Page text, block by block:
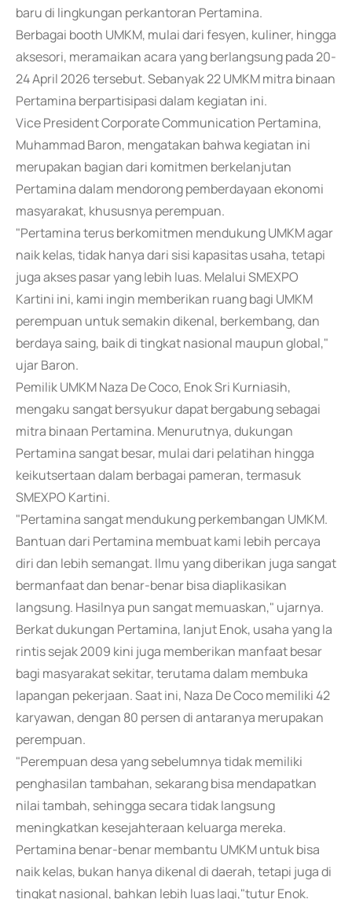
baru di lingkungan perkantoran Pertamina.
Berbagai booth UMKM, mulai dari fesyen, kuliner, hingga
aksesori, meramaikan acara yang berlangsung pada 20-
24 April 2026 tersebut. Sebanyak 22 UMKM mitra binaan
Pertamina berpartisipasi dalam kegiatan ini.
Vice President Corporate Communication Pertamina,
Muhammad Baron, mengatakan bahwa kegiatan ini
merupakan bagian dari komitmen berkelanjutan
Pertamina dalam mendorong pemberdayaan ekonomi
masyarakat, khususnya perempuan.
"Pertamina terus berkomitmen mendukung UMKM agar
naik kelas, tidak hanya dari sisi kapasitas usaha, tetapi
juga akses pasar yang lebih luas. Melalui SMEXPO
Kartini ini, kami ingin memberikan ruang bagi UMKM
perempuan untuk semakin dikenal, berkembang, dan
berdaya saing, baik di tingkat nasional maupun global,"
ujar Baron.
Pemilik UMKM Naza De Coco, Enok Sri Kurniasih,
mengaku sangat bersyukur dapat bergabung sebagai
mitra binaan Pertamina. Menurutnya, dukungan
Pertamina sangat besar, mulai dari pelatihan hingga
keikutsertaan dalam berbagai pameran, termasuk
SMEXPO Kartini.
"Pertamina sangat mendukung perkembangan UMKM.
Bantuan dari Pertamina membuat kami lebih percaya
diri dan lebih semangat. Ilmu yang diberikan juga sangat
bermanfaat dan benar-benar bisa diaplikasikan
langsung. Hasilnya pun sangat memuaskan," ujarnya.
Berkat dukungan Pertamina, lanjut Enok, usaha yang Ia
rintis sejak 2009 kini juga memberikan manfaat besar
bagi masyarakat sekitar, terutama dalam membuka
lapangan pekerjaan. Saat ini, Naza De Coco memiliki 42
karyawan, dengan 80 persen di antaranya merupakan
perempuan.
"Perempuan desa yang sebelumnya tidak memiliki
penghasilan tambahan, sekarang bisa mendapatkan
nilai tambah, sehingga secara tidak langsung
meningkatkan kesejahteraan keluarga mereka.
Pertamina benar-benar membantu UMKM untuk bisa
naik kelas, bukan hanya dikenal di daerah, tetapi juga di
tingkat nasional, bahkan lebih luas lagi,"tutur Enok.